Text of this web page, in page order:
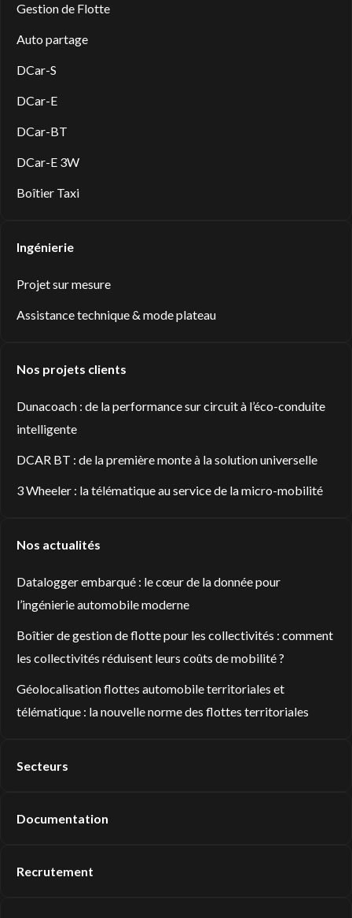
Gestion de Flotte
Auto partage
DCar-S
DCar-E
DCar-BT
DCar-E 3W
Boîtier Taxi
Ingénierie
Projet sur mesure
Assistance technique & mode plateau
Nos projets clients
Dunacoach : de la performance sur circuit à l’éco-conduite
intelligente
DCAR BT : de la première monte à la solution universelle
3 Wheeler : la télématique au service de la micro-mobilité
Nos actualités
Datalogger embarqué : le cœur de la donnée pour
l’ingénierie automobile moderne
Boîtier de gestion de flotte pour les collectivités : comment
les collectivités réduisent leurs coûts de mobilité ?
Géolocalisation flottes automobile territoriales et
télématique : la nouvelle norme des flottes territoriales
Secteurs
Documentation
Recrutement